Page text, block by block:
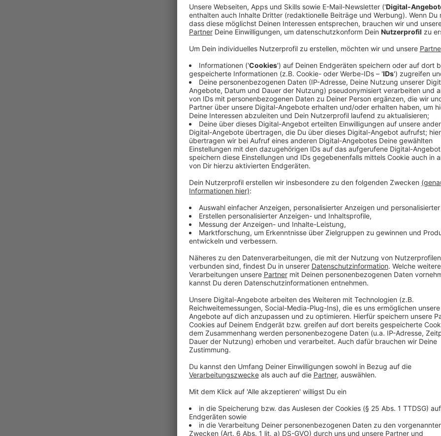
Radio K.W.
HALLOWEEK Hörspiel-Mystery Game
Anzeige
Wer könnte unser Täter sein? Der Techniker, die
Anzeige
© KI-generierter Inhalt
Anzeige
Alle 3 waren sauer auf den Chef und hatten ein
Anzeige
HALLOWEEK Hörspiel-Mystery Game ALIBIS
Anzeige
Wer war’s denn jetzt? Der Techniker, die Putzfrau
Anzeige
©KI-generierter Inhalt
Anzeige